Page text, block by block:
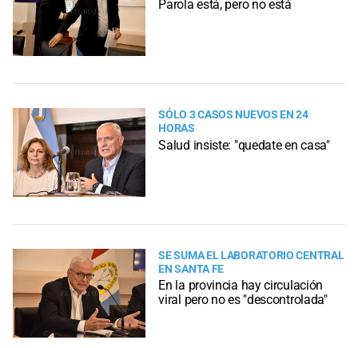
Parola está, pero no está
SÓLO 3 CASOS NUEVOS EN 24
HORAS
Salud insiste: "quedate en casa"
SE SUMA EL LABORATORIO CENTRAL
EN SANTA FE
En la provincia hay circulación
viral pero no es "descontrolada"